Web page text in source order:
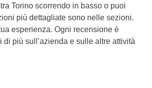
Torino scorrendo in basso o puoi
più dettagliate sono nelle sezioni.
esperienza. Ogni recensione è
di più sull’azienda e sulle altre attività